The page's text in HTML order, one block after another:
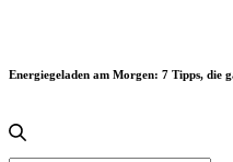
Energiegeladen am Morgen: 7 Tipps, die